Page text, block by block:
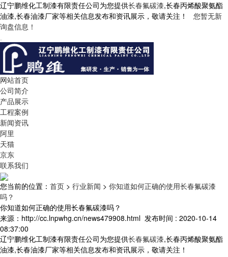
辽宁鹏维化工制漆有限责任公司为您提供长春氟碳漆,长春丙烯酸聚氨酯
油漆,长春油漆厂家等相关信息发布和资讯展示，敬请关注！ 您暂无新
询盘信息！
网站首页
公司简介
产品展示
工程案例
新闻资讯
阿里
天猫
京东
联系我们
您当前的位置： 首页 > 行业新闻 > 你知道如何正确的使用长春氟碳漆
吗？
你知道如何正确的使用长春氟碳漆吗？
来源：http://cc.lnpwhg.cn/news479908.html 发布时间 : 2020-10-14
08:37:00
辽宁鹏维化工制漆有限责任公司为您提供长春氟碳漆,长春丙烯酸聚氨酯
油漆,长春油漆厂家等相关信息发布和资讯展示，敬请关注！